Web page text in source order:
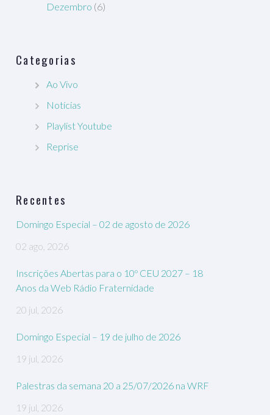
Dezembro (6)
Categorias
Ao Vivo
Notícias
Playlist Youtube
Reprise
Recentes
Domingo Especial – 02 de agosto de 2026
02 ago, 2026
Inscrições Abertas para o 10º CEU 2027 – 18
Anos da Web Rádio Fraternidade
20 jul, 2026
Domingo Especial – 19 de julho de 2026
19 jul, 2026
Palestras da semana 20 a 25/07/2026 na WRF
19 jul, 2026